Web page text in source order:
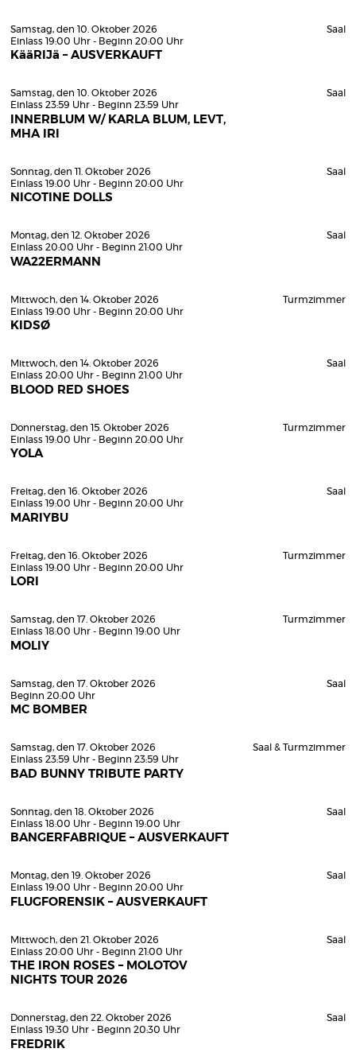
Samstag, den 10. Oktober 2026
Einlass 19:00 Uhr - Beginn 20:00 Uhr
KääRIJä – AUSVERKAUFT
Saal
Samstag, den 10. Oktober 2026
Einlass 23:59 Uhr - Beginn 23:59 Uhr
INNERBLUM W/ KARLA BLUM, LEVT,
MHA IRI
Saal
Sonntag, den 11. Oktober 2026
Einlass 19:00 Uhr - Beginn 20:00 Uhr
NICOTINE DOLLS
Saal
Montag, den 12. Oktober 2026
Einlass 20:00 Uhr - Beginn 21:00 Uhr
WA22ERMANN
Saal
Mittwoch, den 14. Oktober 2026
Einlass 19:00 Uhr - Beginn 20:00 Uhr
KIDSØ
Turmzimmer
Mittwoch, den 14. Oktober 2026
Einlass 20:00 Uhr - Beginn 21:00 Uhr
BLOOD RED SHOES
Saal
Donnerstag, den 15. Oktober 2026
Einlass 19:00 Uhr - Beginn 20:00 Uhr
YOLA
Turmzimmer
Freitag, den 16. Oktober 2026
Einlass 19:00 Uhr - Beginn 20:00 Uhr
MARIYBU
Saal
Freitag, den 16. Oktober 2026
Einlass 19:00 Uhr - Beginn 20:00 Uhr
LORI
Turmzimmer
Samstag, den 17. Oktober 2026
Einlass 18:00 Uhr - Beginn 19:00 Uhr
MOLIY
Turmzimmer
Samstag, den 17. Oktober 2026
Beginn 20:00 Uhr
MC BOMBER
Saal
Samstag, den 17. Oktober 2026
Einlass 23:59 Uhr - Beginn 23:59 Uhr
BAD BUNNY TRIBUTE PARTY
Saal & Turmzimmer
Sonntag, den 18. Oktober 2026
Einlass 18:00 Uhr - Beginn 19:00 Uhr
BANGERFABRIQUE – AUSVERKAUFT
Saal
Montag, den 19. Oktober 2026
Einlass 19:00 Uhr - Beginn 20:00 Uhr
FLUGFORENSIK – AUSVERKAUFT
Saal
Mittwoch, den 21. Oktober 2026
Einlass 20:00 Uhr - Beginn 21:00 Uhr
THE IRON ROSES – MOLOTOV
NIGHTS TOUR 2026
Saal
Donnerstag, den 22. Oktober 2026
Einlass 19:30 Uhr - Beginn 20:30 Uhr
FREDRIK
Saal